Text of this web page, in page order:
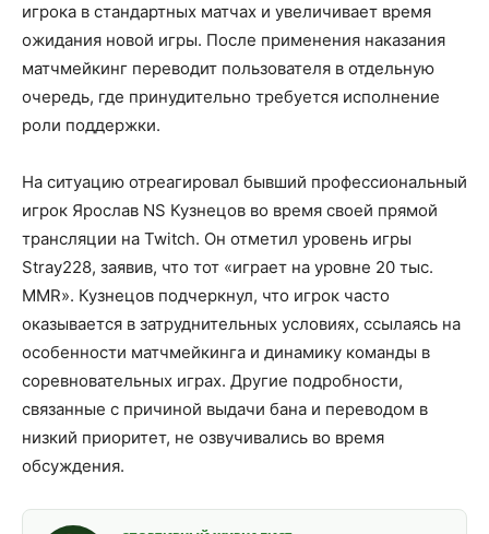
игрока в стандартных матчах и увеличивает время
ожидания новой игры. После применения наказания
матчмейкинг переводит пользователя в отдельную
очередь, где принудительно требуется исполнение
роли поддержки.
На ситуацию отреагировал бывший профессиональный
игрок Ярослав NS Кузнецов во время своей прямой
трансляции на Twitch. Он отметил уровень игры
Stray228, заявив, что тот «играет на уровне 20 тыс.
MMR». Кузнецов подчеркнул, что игрок часто
оказывается в затруднительных условиях, ссылаясь на
особенности матчмейкинга и динамику команды в
соревновательных играх. Другие подробности,
связанные с причиной выдачи бана и переводом в
низкий приоритет, не озвучивались во время
обсуждения.